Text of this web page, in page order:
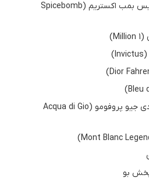
۸. ویکتور اند رالف اسپایس بمب اکستریم (Spicebomb
۱۳. جورجیو آرمانی آکوا دی جیو پروفومو (Acqua di Gio
پخش بو